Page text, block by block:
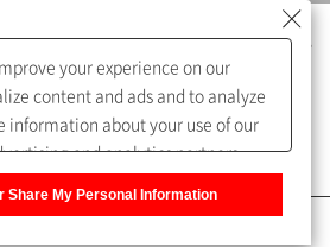
（FAQ）
your experience on our
content and ads and to analyze
information about your use of our
and analytics partners,
Share My Personal Information